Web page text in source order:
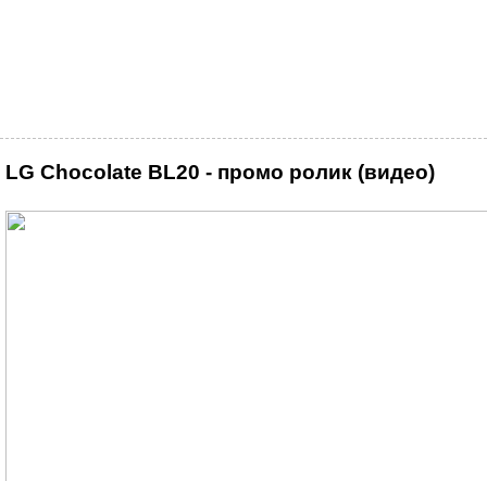
LG Chocolate BL20 - промо ролик (видео)